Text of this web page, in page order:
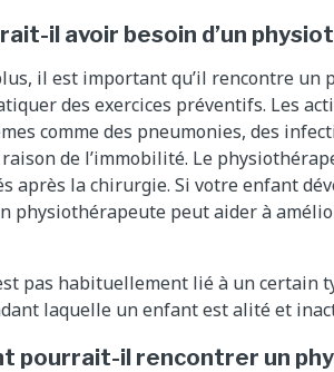
il avoir besoin d’un
il est important qu’il rencontre un
des exercices préventifs. Les
comme des pneumonies, des
de l’immobilité. Le
après la chirurgie. Si votre enfant
physiothérapeute peut aider à
pas habituellement lié à un certain
laquelle un enfant est alité et
pourrait-il rencontrer un